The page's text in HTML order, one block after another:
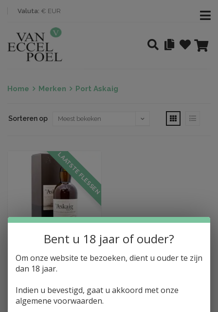
Valuta: € EUR
Home Merken Port Askaig
Sorteren op
LAATSTE FLESSEN
Toevoegen aan winkelwagen
Port Askaig, 2014,
Sherry Cask Quarter
€78,12
Bent u 18 jaar of ouder?
Om onze website te bezoeken, dient u ouder te zijn
dan 18 jaar.
Indien u bevestigd, gaat u akkoord met onze
algemene voorwaarden.